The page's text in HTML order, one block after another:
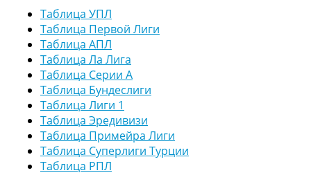
Таблица УПЛ
Таблица Первой Лиги
Таблица АПЛ
Таблица Ла Лига
Таблица Серии А
Таблица Бундеслиги
Таблица Лиги 1
Таблица Эредивизи
Таблица Примейра Лиги
Таблица Суперлиги Турции
Таблица РПЛ